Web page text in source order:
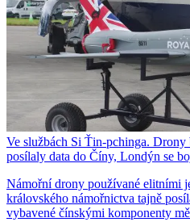
Ve službách Si Ťin-pchinga. Drony
posílaly data do Číny, Londýn se
Námořní drony používané elitními
královského námořnictva tajně
vybavené čínskými komponenty